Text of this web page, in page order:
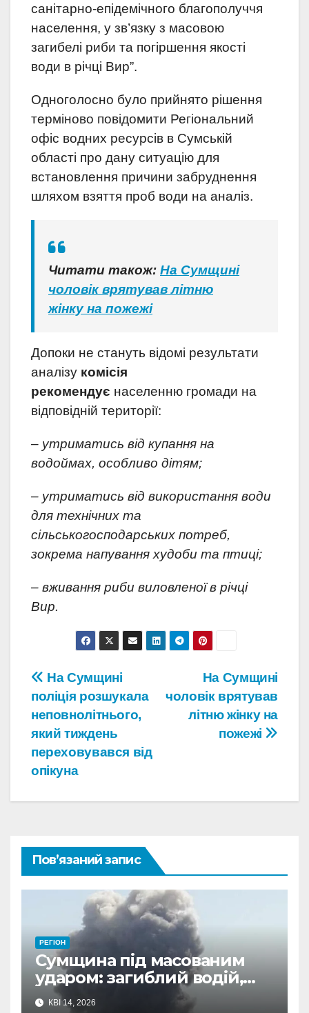
санітарно-епідемічного благополуччя
населення, у зв’язку з масовою
загибелі риби та погіршення якості
води в річці Вир”.
Одноголосно було прийнято рішення
терміново повідомити Регіональний
офіс водних ресурсів в Сумській
області про дану ситуацію для
встановлення причини забруднення
шляхом взяття проб води на аналіз.
Читати також: На Сумщині
чоловік врятував літню
жінку на пожежі
Допоки не стануть відомі результати
аналізу комісія
рекомендує населенню громади на
відповідній території:
– утриматись від купання на
водоймах, особливо дітям;
– утриматись від використання води
для технічних та
сільськогосподарських потреб,
зокрема напування худоби та птиці;
– вживання риби виловленої в річці
Вир.
Навігація
записів
На Сумщині
чоловік врятував
літню жінку на
пожежі
На Сумщині
поліція розшукала
неповнолітнього,
який тиждень
переховувався від
опікуна
Пов’язаний запис
РЕГІОН
Сумщина під масованим
ударом: загиблий водій,
поранені та пошкоджена
КВІ 14, 2026